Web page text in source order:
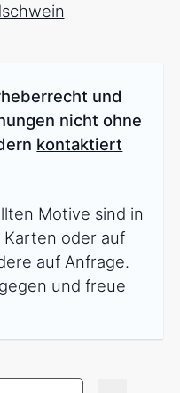
und
nicht ohne
kontaktiert
Motive sind in
Karten oder auf
auf Anfrage.
und freue